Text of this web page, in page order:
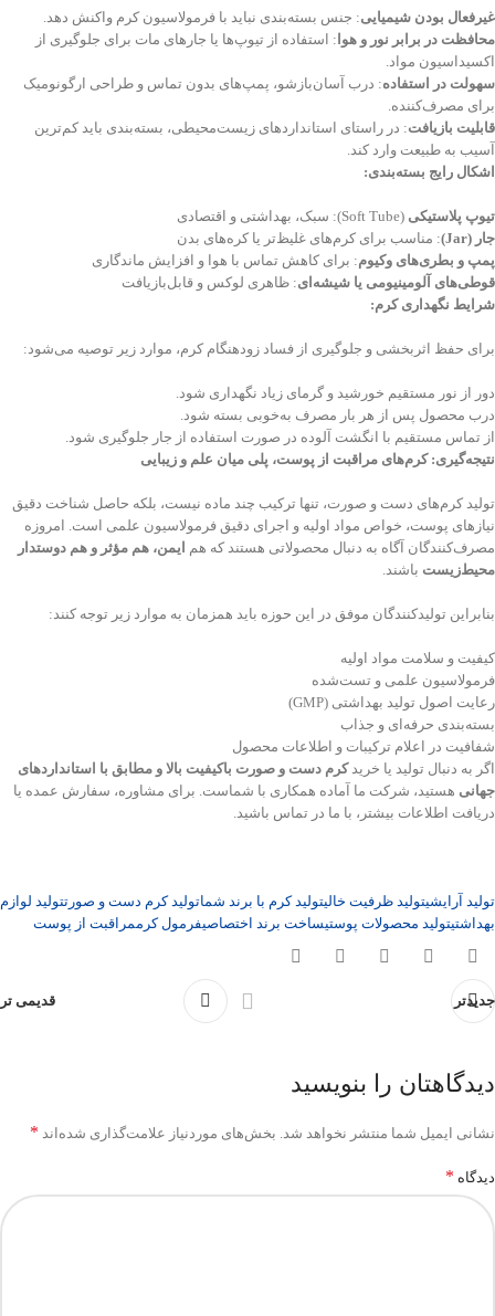
غیرفعال بودن شیمیایی: جنس بسته‌بندی نباید با فرمولاسیون کرم واکنش دهد.
محافظت در برابر نور و هوا : استفاده از تیوپ‌ها یا جارهای مات برای جلوگیری از
اکسیداسیون مواد.
سهولت در استفاده: درب آسان‌بازشو، پمپ‌های بدون تماس و طراحی ارگونومیک
برای مصرف‌کننده.
قابلیت بازیافت: در راستای استانداردهای زیست‌محیطی، بسته‌بندی باید کم‌ترین
آسیب به طبیعت وارد کند.
اشکال رایج بسته‌بندی:
تیوپ پلاستیکی (Soft Tube): سبک، بهداشتی و اقتصادی
جار (Jar)
: مناسب برای کرم‌های غلیظ‌تر یا کره‌های بدن
پمپ و بطری‌های وکیوم: برای کاهش تماس با هوا و افزایش ماندگاری
قوطی‌های آلومینیومی یا شیشه‌ای: ظاهری لوکس و قابل‌بازیافت
شرایط نگهداری کرم:
برای حفظ اثربخشی و جلوگیری از فساد زودهنگام کرم، موارد زیر توصیه می‌شود:
دور از نور مستقیم خورشید و گرمای زیاد نگهداری شود.
درب محصول پس از هر بار مصرف به‌خوبی بسته شود.
از تماس مستقیم با انگشت آلوده در صورت استفاده از جار جلوگیری شود.
نتیجه‌گیری: کرم‌های مراقبت از پوست، پلی میان علم و زیبایی
تولید کرم‌های دست و صورت، تنها ترکیب چند ماده نیست، بلکه حاصل شناخت دقیق
نیازهای پوست، خواص مواد اولیه و اجرای دقیق فرمولاسیون علمی است. امروزه
مصرف‌کنندگان آگاه به دنبال محصولاتی هستند که هم
ایمن، هم مؤثر و هم دوستدار
محیط‌زیست باشند.
بنابراین تولیدکنندگان موفق در این حوزه باید همزمان به موارد زیر توجه کنند:
کیفیت و سلامت مواد اولیه
فرمولاسیون علمی و تست‌شده
رعایت اصول تولید بهداشتی (GMP)
بسته‌بندی حرفه‌ای و جذاب
شفافیت در اعلام ترکیبات و اطلاعات محصول
اگر به دنبال تولید یا خریدکرم دست و صورت باکیفیت بالا و مطابق با استانداردهای
جهانی هستید، شرکت ما آماده همکاری با شماست. برای مشاوره، سفارش عمده یا
دریافت اطلاعات بیشتر، با ما در تماس باشید.
تولید آرایشیتولید ظرفیت خالیتولید کرم با برند شماتولید کرم دست و صورتتولید لوازم
بهداشتیتولید محصولات پوستیساخت برند اختصاصیفرمول کرممراقبت از پوست
جدیدتر قدیمی تر
دیدگاهتان را بنویسید
نشانی ایمیل شما منتشر نخواهد شد. بخش‌های موردنیاز علامت‌گذاری شده‌اند *
دیدگاه *